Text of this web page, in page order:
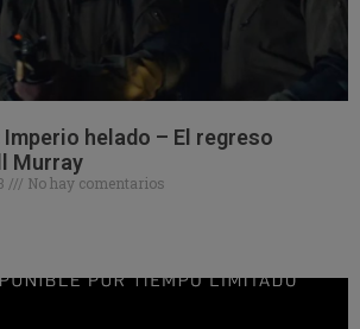
helado – El regreso
Murray
No hay comentarios